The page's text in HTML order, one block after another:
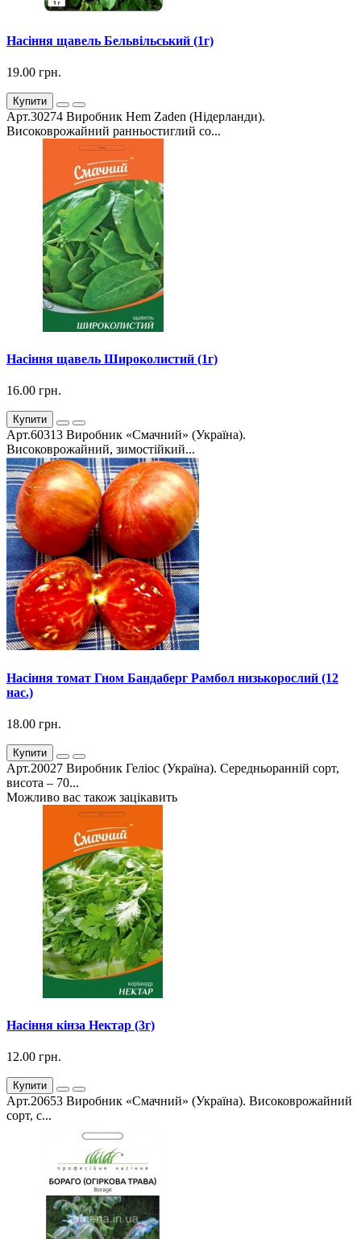
Насіння щавель Бельвільський (1г)
19.00 грн.
Купити
Арт.30274 Виробник Hem Zaden (Нідерланди).
Високоврожайний ранньостиглий со...
Насіння щавель Широколистий (1г)
16.00 грн.
Купити
Арт.60313 Виробник «Смачний» (Україна).
Високоврожайний, зимостійкий...
Насіння томат Гном Бандаберг Рамбол низькорослий (12
нас.)
18.00 грн.
Купити
Арт.20027 Виробник Геліос (Україна). Середньоранній сорт,
висота – 70...
Можливо вас також зацікавить
Насіння кінза Нектар (3г)
12.00 грн.
Купити
Арт.20653 Виробник «Смачний» (Україна). Високоврожайний
сорт, с...